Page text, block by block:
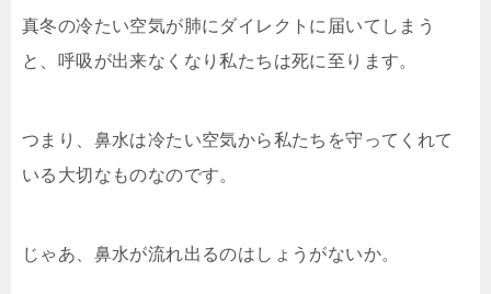
真冬の冷たい空気が肺にダイレクトに届いてしまう
と、呼吸が出来なくなり私たちは死に至ります。
つまり、鼻水は冷たい空気から私たちを守ってくれて
いる大切なものなのです。
じゃあ、鼻水が流れ出るのはしょうがないか。